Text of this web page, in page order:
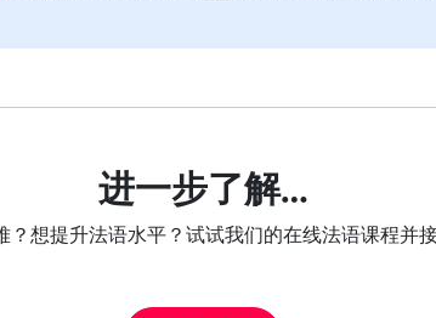
进一步了解…
？想提升法语水平？试试我们的在线法语课程并